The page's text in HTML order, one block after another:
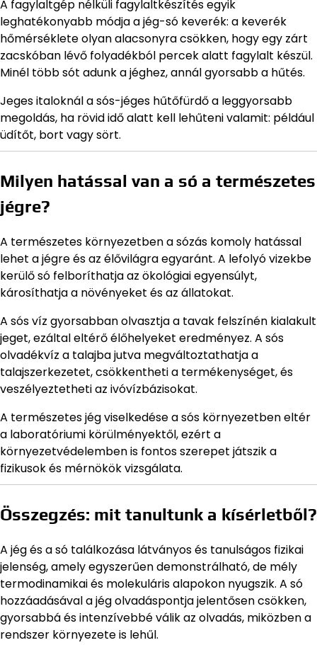
A fagylaltgép nélküli fagylaltkészítés egyik
leghatékonyabb módja a jég-só keverék: a keverék
hőmérséklete olyan alacsonyra csökken, hogy egy zárt
zacskóban lévő folyadékból percek alatt fagylalt készül.
Minél több sót adunk a jéghez, annál gyorsabb a hűtés.
Jeges italoknál a sós-jéges hűtőfürdő a leggyorsabb
megoldás, ha rövid idő alatt kell lehűteni valamit: például
üdítőt, bort vagy sört.
Milyen hatással van a só a természetes
jégre?
A természetes környezetben a sózás komoly hatással
lehet a jégre és az élővilágra egyaránt. A lefolyó vizekbe
kerülő só felboríthatja az ökológiai egyensúlyt,
károsíthatja a növényeket és az állatokat.
A sós víz gyorsabban olvasztja a tavak felszínén kialakult
jeget, ezáltal eltérő élőhelyeket eredményez. A sós
olvadékvíz a talajba jutva megváltoztathatja a
talajszerkezetet, csökkentheti a termékenységet, és
veszélyeztetheti az ivóvízbázisokat.
A természetes jég viselkedése a sós környezetben eltér
a laboratóriumi körülményektől, ezért a
környezetvédelemben is fontos szerepet játszik a
fizikusok és mérnökök vizsgálata.
Összegzés: mit tanultunk a kísérletből?
A jég és a só találkozása látványos és tanulságos fizikai
jelenség, amely egyszerűen demonstrálható, de mély
termodinamikai és molekuláris alapokon nyugszik. A só
hozzáadásával a jég olvadáspontja jelentősen csökken,
gyorsabbá és intenzívebbé válik az olvadás, miközben a
rendszer környezete is lehűl.